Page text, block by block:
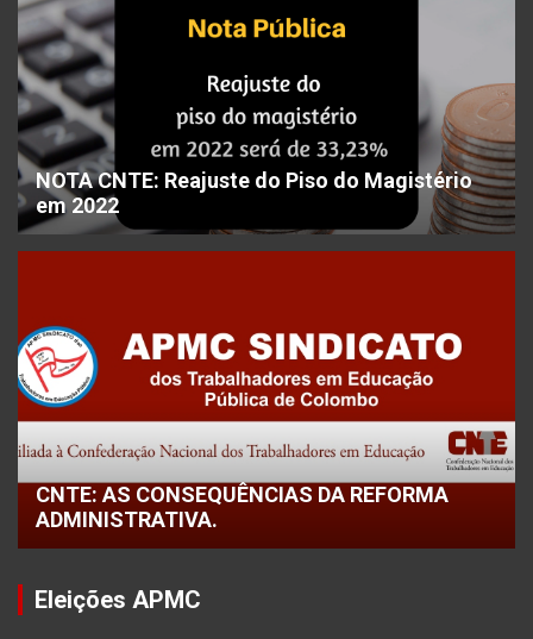
NOTA CNTE: Reajuste do Piso do Magistério
em 2022
CNTE: AS CONSEQUÊNCIAS DA REFORMA
ADMINISTRATIVA.
Eleições APMC